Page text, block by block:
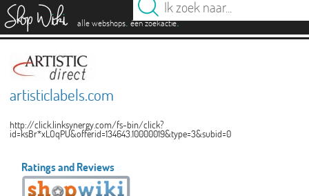
alle webshops. één zoekactie.
artisticlabels.com
http://click.linksynergy.com/fs-bin/click?
id=ksBr*xLOqPU&offerid=134643.10000019&type=3&subid=0
Ratings and Reviews